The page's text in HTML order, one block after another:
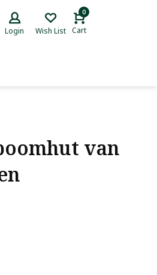
Login Wish List
0
Cart
van